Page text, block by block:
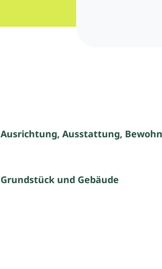
Ausrichtung, Ausstattung,
Grundstück und Gebäude